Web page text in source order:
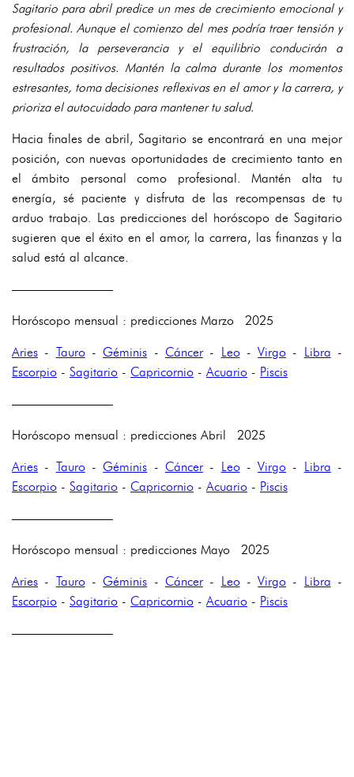
Sagitario para abril predice un mes de crecimiento emocional y
profesional. Aunque el comienzo del mes podría traer tensión y
frustración, la perseverancia y el equilibrio conducirán a
resultados positivos. Mantén la calma durante los momentos
estresantes, toma decisiones reflexivas en el amor y la carrera, y
prioriza el autocuidado para mantener tu salud.
Hacia finales de abril, Sagitario se encontrará en una mejor
posición, con nuevas oportunidades de crecimiento tanto en
el ámbito personal como profesional. Mantén alta tu
energía, sé paciente y disfruta de las recompensas de tu
arduo trabajo. Las predicciones del horóscopo de Sagitario
sugieren que el éxito en el amor, la carrera, las finanzas y la
salud está al alcance.
————————
Horóscopo mensual : predicciones Marzo 2025
Aries - Tauro- Géminis - Cáncer- Leo-Virgo - Libra -
Escorpio - Sagitario - Capricornio - Acuario - Piscis
————————
Horóscopo mensual : predicciones Abril 2025
Aries - Tauro- Géminis - Cáncer- Leo-Virgo - Libra -
Escorpio - Sagitario - Capricornio - Acuario - Piscis
————————
Horóscopo mensual : predicciones Mayo 2025
Aries - Tauro- Géminis - Cáncer- Leo-Virgo - Libra -
Escorpio - Sagitario - Capricornio - Acuario - Piscis
————————